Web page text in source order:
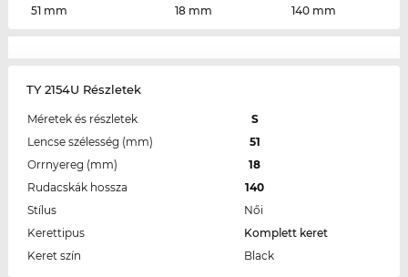
51 mm
18 mm
140 mm
TY 2154U Részletek
Méretek és részletek
S
Lencse szélesség (mm)
51
Orrnyereg (mm)
18
Rudacskák hossza
140
Stílus
Női
Kerettipus
Komplett keret
Keret szín
Black